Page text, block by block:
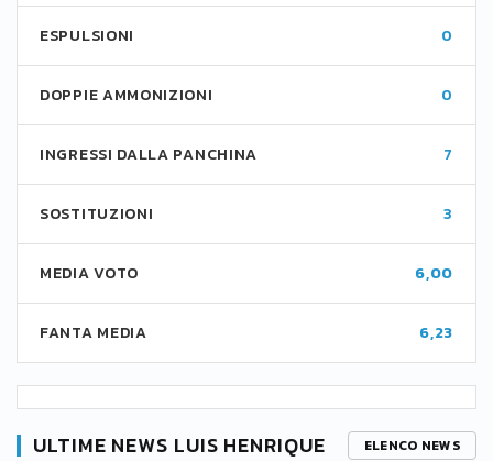
ESPULSIONI 0
DOPPIE AMMONIZIONI 0
INGRESSI DALLA PANCHINA 7
SOSTITUZIONI 3
MEDIA VOTO 6,00
FANTA MEDIA 6,23
ULTIME NEWS LUIS HENRIQUE ELENCO NEWS